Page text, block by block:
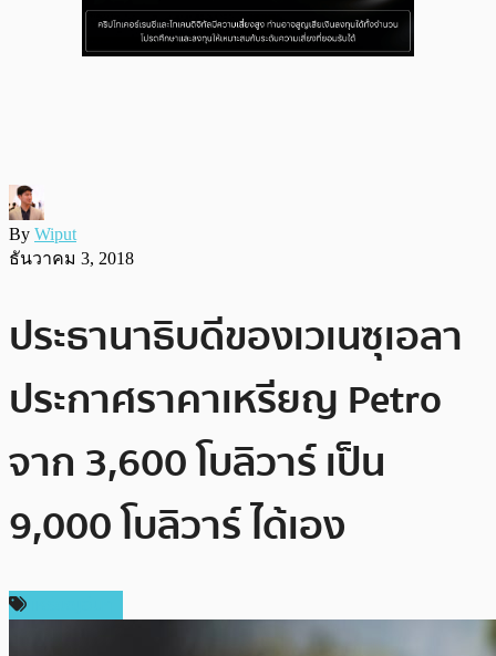
By Wiput
ธันวาคม 3, 2018
ประธานาธิบดีของเวเนซุเอลา
ประกาศราคาเหรียญ Petro
จาก 3,600 โบลิวาร์ เป็น
9,000 โบลิวาร์ ได้เอง